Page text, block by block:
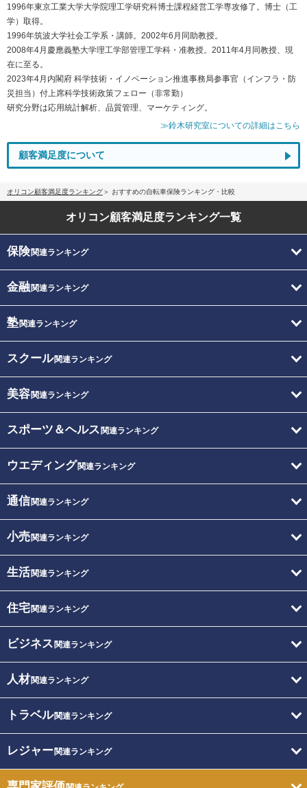
1996年東京工業大学大学院理工学研究科博士課程経営工学専攻修了。博士（工
学）取得。
1996年筑波大学社会工学系・講師。2002年6月同助教授。
2008年4月慶應義塾大学理工学部管理工学科・准教授。2011年4月同教授、現
在に至る。
2023年4月内閣府 科学技術・イノベーション推進事務局参事官（インフラ・防
災担当）付上席科学技術政策フェロー（非常勤）
研究分野は応用統計解析、品質管理、マーケティング。
≫鈴木研究室についての詳細はこちら
顧客満足度について
オリコン顧客満足度ランキング おすすめの自転車保険ランキング・比較
オリコン顧客満足度ランキング一覧
保険関連ランキング
金融関連ランキング
塾関連ランキング
スクール関連ランキング
美容関連ランキング
スポーツ＆ヘルス 関連ランキング
ウエディング関連ランキング
通信関連ランキング
小売関連ランキング
生活関連ランキング
住宅関連ランキング
ビジネス 関連ランキング
人材関連ランキング
トラベル関連ランキング
レジャー関連ランキング